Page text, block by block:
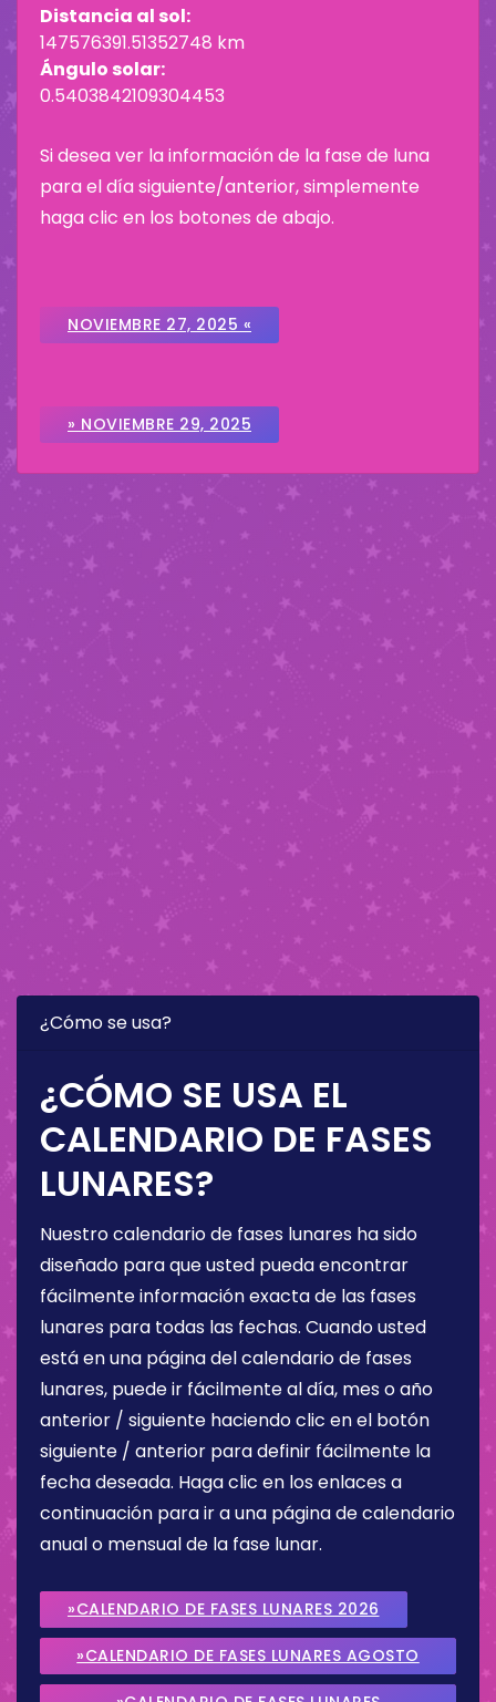
Distancia al sol:
147576391.51352748 km
Ángulo solar:
0.5403842109304453
Si desea ver la información de la fase de luna
para el día siguiente/anterior, simplemente
haga clic en los botones de abajo.
NOVIEMBRE 27, 2025 «
» NOVIEMBRE 29, 2025
¿Cómo se usa?
¿CÓMO SE USA EL
CALENDARIO DE FASES
LUNARES?
Nuestro calendario de fases lunares ha sido
diseñado para que usted pueda encontrar
fácilmente información exacta de las fases
lunares para todas las fechas. Cuando usted
está en una página del calendario de fases
lunares, puede ir fácilmente al día, mes o año
anterior / siguiente haciendo clic en el botón
siguiente / anterior para definir fácilmente la
fecha deseada. Haga clic en los enlaces a
continuación para ir a una página de calendario
anual o mensual de la fase lunar.
»CALENDARIO DE FASES LUNARES 2026
»CALENDARIO DE FASES LUNARES AGOSTO
2026